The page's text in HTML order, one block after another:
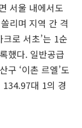
서울 내에서도
리며 지역 간 격
로 서초’는 1순
했다. 일반공급
구 ‘이촌 르엘’도
대 1의 경